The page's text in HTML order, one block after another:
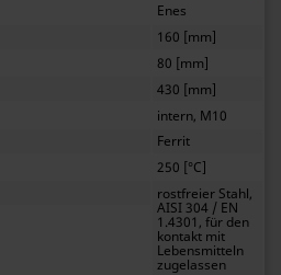
Enes
160 [mm]
80 [mm]
430 [mm]
intern, M10
Ferrit
250 [°C]
rostfreier Stahl,
AISI 304 / EN
1.4301, für den
kontakt mit
Lebensmitteln
zugelassen